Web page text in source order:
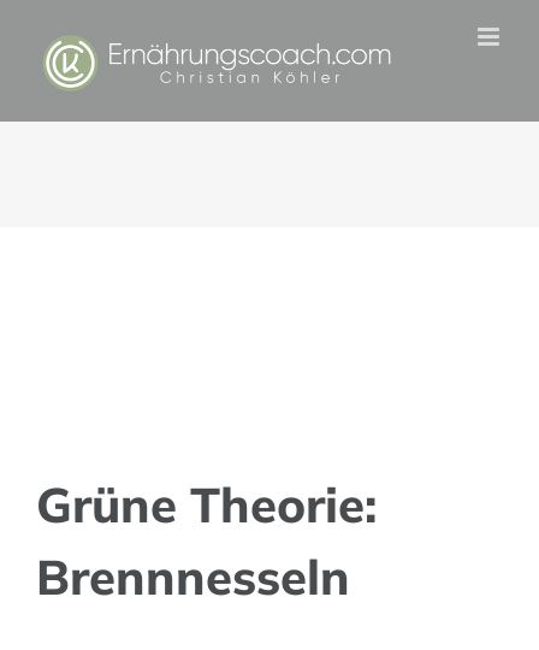
Inhalt
springen
Grüne Theorie:
Brennnesseln